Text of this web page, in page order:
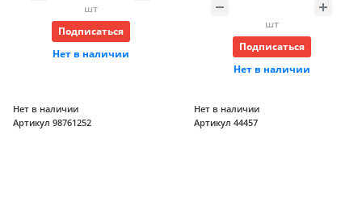
шт
Подписаться
Нет в наличии
шт
Подписаться
Нет в наличии
Нет в наличии
Артикул 98761252
Нет в наличии
Артикул 44457